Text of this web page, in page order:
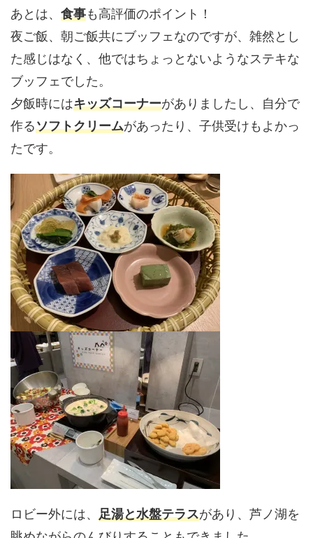
あとは、 食事も高評価のポイント！
夜ご飯、朝ご飯共にブッフェなのですが、雑然とし
た感じはなく、他ではちょっとないようなステキな
ブッフェでした。
夕飯時にはキッズコーナーがありましたし、自分で
作るソフトクリームがあったり、子供受けもよかっ
たです。
ロビー外には、 足湯と水盤テラスがあり、芦ノ湖を